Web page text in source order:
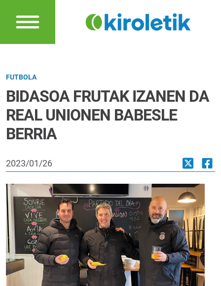
FUTBOLA
BIDASOA FRUTAK IZANEN DA
REAL UNIONEN BABESLE
BERRIA
2023/01/26